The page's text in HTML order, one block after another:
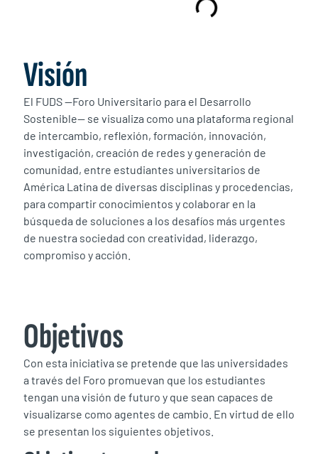
Visión
El FUDS —Foro Universitario para el Desarrollo
Sostenible— se visualiza como una plataforma regional
de intercambio, reflexión, formación, innovación,
investigación, creación de redes y generación de
comunidad, entre estudiantes universitarios de
América Latina de diversas disciplinas y procedencias,
para compartir conocimientos y colaborar en la
búsqueda de soluciones a los desafíos más urgentes
de nuestra sociedad con creatividad, liderazgo,
compromiso y acción.
Objetivos
Con esta iniciativa se pretende que las universidades
a través del Foro promuevan que los estudiantes
tengan una visión de futuro y que sean capaces de
visualizarse como agentes de cambio. En virtud de ello
se presentan los siguientes objetivos.